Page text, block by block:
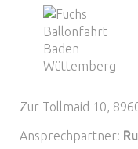
Zur Tollmaid 10,
Ansprechpartner: